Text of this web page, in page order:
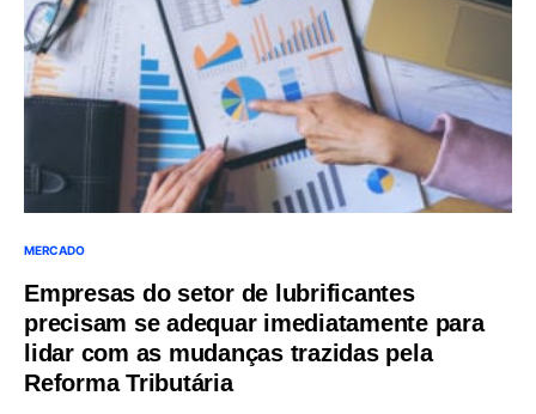
MERCADO
Empresas do setor de lubrificantes
precisam se adequar imediatamente para
lidar com as mudanças trazidas pela
Reforma Tributária